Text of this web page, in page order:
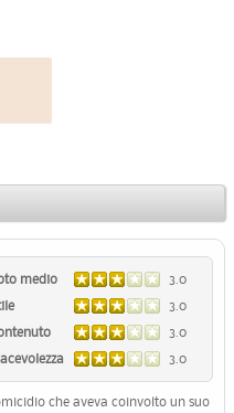
medio
3.0
3.0
3.0
3.0
che aveva coinvolto un suo